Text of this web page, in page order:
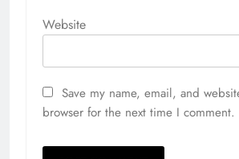
Website
Save my name, email, and
browser for the next time I comment.